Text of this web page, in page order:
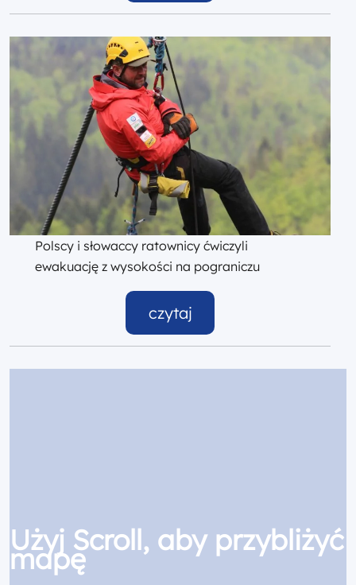
Polscy i słowaccy ratownicy ćwiczyli
ewakuację z wysokości na pograniczu
czytaj
Użyj Scroll, aby przybliżyć
mapę